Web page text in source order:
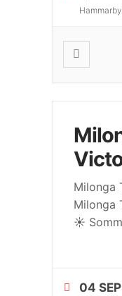
Milonga
Milonga
☀️
04 SEP